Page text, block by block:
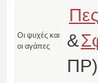
Οι ψυχές και
οι αγάπες
&